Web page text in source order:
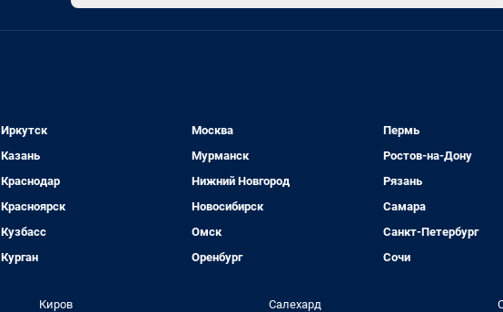
Иркутск
Казань
Краснодар
Красноярск
Кузбасс
Курган
Москва
Мурманск
Нижний Новгород
Новосибирск
Омск
Оренбург
Пермь
Ростов-на-Дону
Рязань
Самара
Санкт-Петербург
Сочи
Киров
Салехард